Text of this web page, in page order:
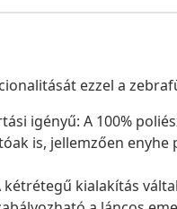
ezzel a
igényű: A 100%
is, jellemzően
kétrétegű kialakítás